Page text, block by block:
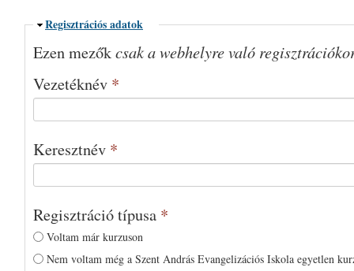
Elrejtés
Regisztrációs adatok
Ezen mezőkcsak a webhelyre való
Vezetéknév *
Keresztnév *
Regisztráció típusa *
Voltam már kurzuson
Nem voltam még a Szent András Evangelizációs Iskola egyetlen